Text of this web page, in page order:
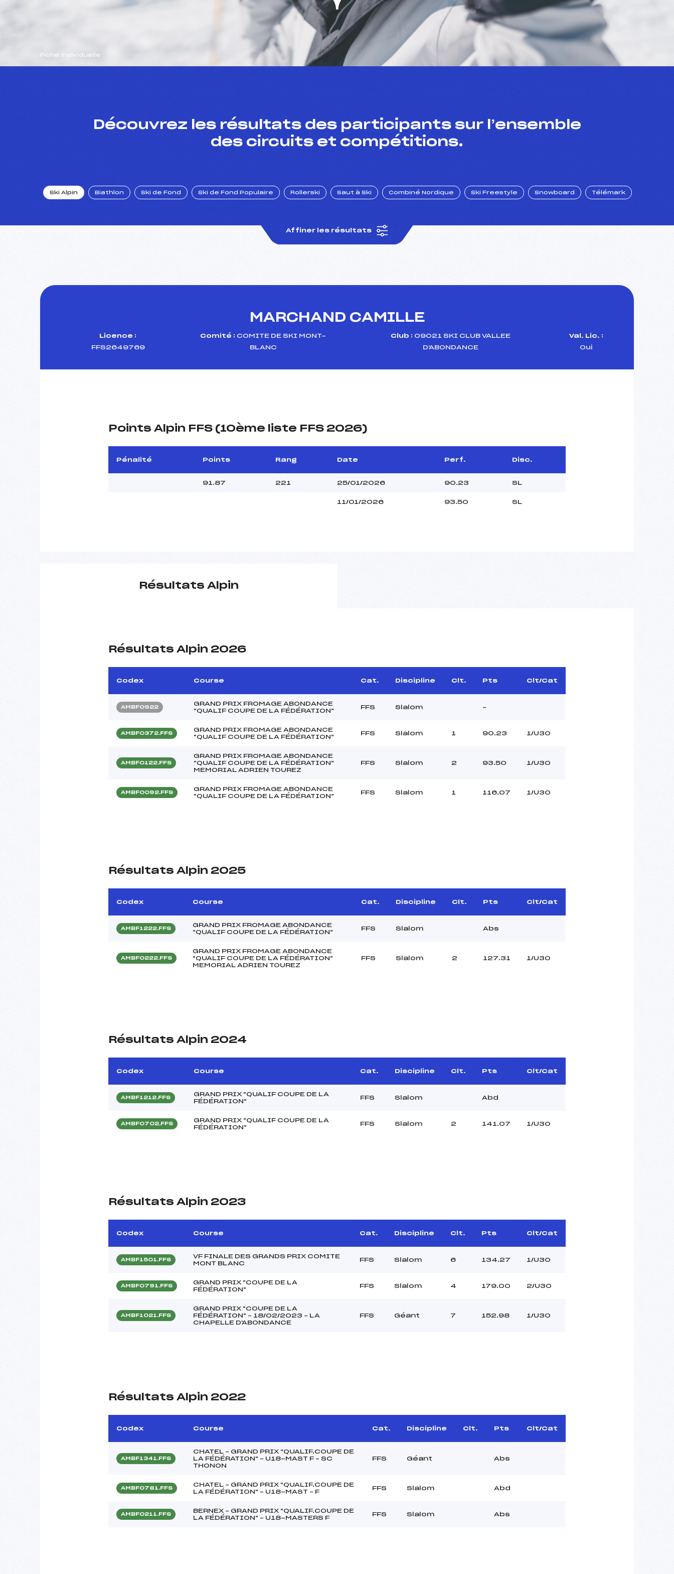
Fiche individuelle
Découvrez les résultats des participants sur l’ensemble
des circuits et compétitions.
Ski Alpin Biathlon Ski de Fond Ski de Fond Populaire Rollerski Saut à Ski Combiné Nordique Ski Freestyle Snowboard Télémark
Affiner les résultats
MARCHAND CAMILLE
Licence :
FFS2649769
Comité : COMITE DE SKI MONT-
BLANC
Club : 09021 SKI CLUB VALLEE
D'ABONDANCE
Val. Lic. :
Oui
Points Alpin FFS (10ème liste FFS 2026)
Pénalité Points Rang Date Perf. Disc.
91.87 221 25/01/2026 90.23 SL
11/01/2026 93.50 SL
Résultats Alpin
Résultats Alpin 2026
Codex Course Cat. Discipline Clt. Pts Clt/Cat
AMBF0922
GRAND PRIX FROMAGE ABONDANCE
"QUALIF COUPE DE LA FÉDÉRATION"
FFS Slalom –
AMBF0372.FFS
GRAND PRIX FROMAGE ABONDANCE
"QUALIF COUPE DE LA FÉDÉRATION"
FFS Slalom 1 90.23 1/U30
AMBF0122.FFS
GRAND PRIX FROMAGE ABONDANCE
"QUALIF COUPE DE LA FÉDÉRATION"
MEMORIAL ADRIEN TOUREZ
FFS Slalom 2 93.50 1/U30
AMBF0092.FFS
GRAND PRIX FROMAGE ABONDANCE
"QUALIF COUPE DE LA FÉDÉRATION"
FFS Slalom 1 116.07 1/U30
Résultats Alpin 2025
Codex Course Cat. Discipline Clt. Pts Clt/Cat
AMBF1222.FFS
GRAND PRIX FROMAGE ABONDANCE
"QUALIF COUPE DE LA FÉDÉRATION"
FFS Slalom Abs
AMBF0222.FFS
GRAND PRIX FROMAGE ABONDANCE
"QUALIF COUPE DE LA FÉDÉRATION"
MEMORIAL ADRIEN TOUREZ
FFS Slalom 2 127.31 1/U30
Résultats Alpin 2024
Codex Course Cat. Discipline Clt. Pts Clt/Cat
AMBF1212.FFS
GRAND PRIX "QUALIF COUPE DE LA
FÉDÉRATION"
FFS Slalom Abd
AMBF0702.FFS
GRAND PRIX "QUALIF COUPE DE LA
FÉDÉRATION"
FFS Slalom 2 141.07 1/U30
Résultats Alpin 2023
Codex Course Cat. Discipline Clt. Pts Clt/Cat
AMBF1501.FFS
VF FINALE DES GRANDS PRIX COMITE
MONT BLANC
FFS Slalom 6 134.27 1/U30
AMBF0791.FFS
GRAND PRIX "COUPE DE LA
FÉDÉRATION"
FFS Slalom 4 179.00 2/U30
AMBF1021.FFS
GRAND PRIX "COUPE DE LA
FÉDÉRATION" – 18/02/2023 – LA
CHAPELLE D'ABONDANCE
FFS Géant 7 152.98 1/U30
Résultats Alpin 2022
Codex Course Cat. Discipline Clt. Pts Clt/Cat
AMBF1341.FFS
CHATEL – GRAND PRIX "QUALIF.COUPE DE
LA FÉDÉRATION" – U18-MAST F – SC
THONON
FFS Géant Abs
AMBF0781.FFS
CHATEL – GRAND PRIX "QUALIF.COUPE DE
LA FÉDÉRATION" – U18-MAST – F
FFS Slalom Abd
AMBF0211.FFS
BERNEX – GRAND PRIX "QUALIF.COUPE DE
LA FÉDÉRATION" – U18-MASTERS F
FFS Slalom Abs